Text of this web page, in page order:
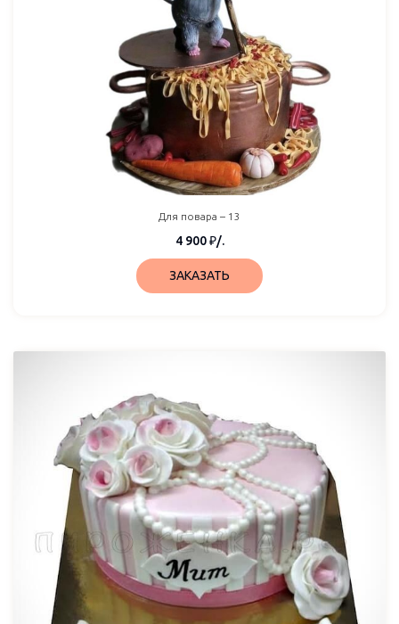
Для повара – 13
4 900₽/.
ЗАКАЗАТЬ